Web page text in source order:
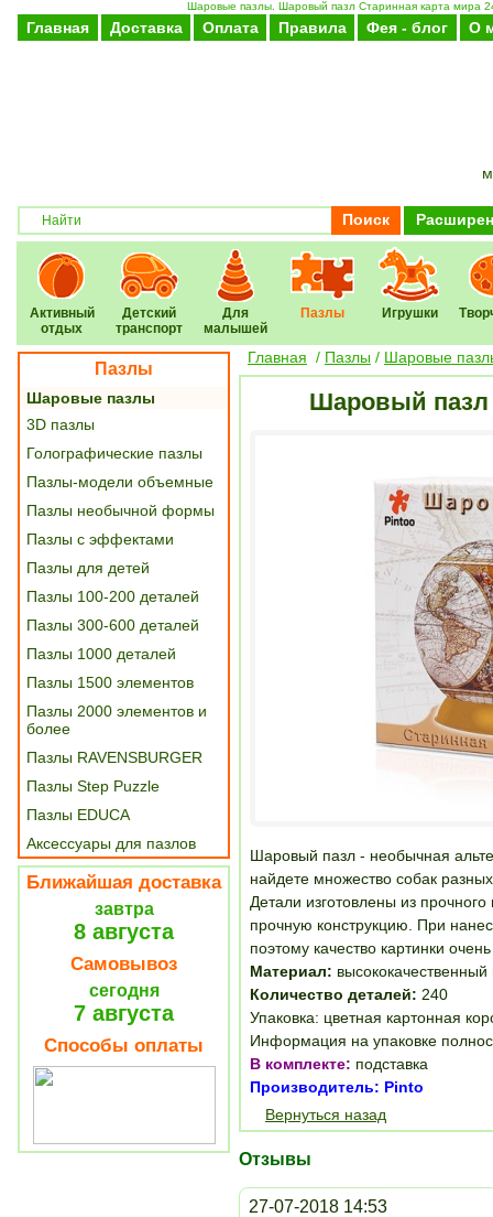
Шаровые пазлы. Шаровый пазл Старинная карта мира
Главная Доставка Оплата Правила Фея - блог О
Поиск
Активный
отдых
Детский
транспорт
Для
малышей
Пазлы Игрушки
Пазлы
Шаровые пазлы
3D пазлы
Голографические пазлы
Пазлы-модели объемные
Пазлы необычной формы
Пазлы с эффектами
Пазлы для детей
Пазлы 100-200 деталей
Пазлы 300-600 деталей
Пазлы 1000 деталей
Пазлы 1500 элементов
Пазлы 2000 элементов и
более
Пазлы RAVENSBURGER
Пазлы Step Puzzle
Пазлы EDUCA
Аксессуары для пазлов
Ближайшая доставка
завтра
8 августа
Самовывоз
сегодня
7 августа
Способы оплаты
Главная / Пазлы / Шаровые
Шаровый пазл
Шаровый пазл - необычная
найдете множество собак
Детали изготовлены из
прочную конструкцию. При
поэтому качество картинки
Материал:
Количество деталей: 240
Упаковка: цветная картонная
Информация на упаковке
В комплекте: подставка
Производитель: Pinto
Вернуться назад
Отзывы
27-07-2018 14:53